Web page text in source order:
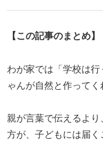
【この記事のまとめ】
わが家では「学校は
ゃんが自然と作ってく
親が言葉で伝えるよ
方が、子どもには届く